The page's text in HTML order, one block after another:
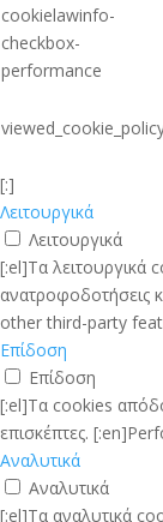
cookielawinfo-
checkbox-
performance
[:]
Λειτουργικά
Λειτουργικά
[:el]Τα λειτουργικά
ανατροφοδοτήσεις
other third-party
Επίδοση
Επίδοση
[:el]Τα cookies
επισκέπτες.
Αναλυτικά
Αναλυτικά
[:el]Τα αναλυτικά